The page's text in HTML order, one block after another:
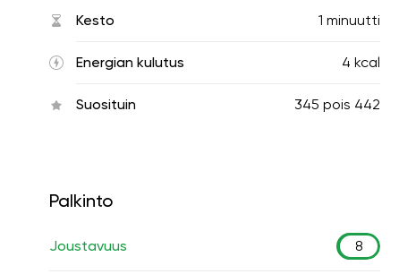
Kesto 1 minuutti
Energian kulutus 4 kcal
Suosituin 345 pois 442
Palkinto
Joustavuus 8